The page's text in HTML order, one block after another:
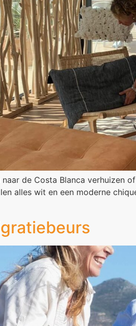
naar de Costa Blanca verhuizen
alles wit en een moderne